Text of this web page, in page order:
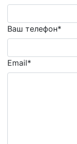
Ваш телефон*
Email*